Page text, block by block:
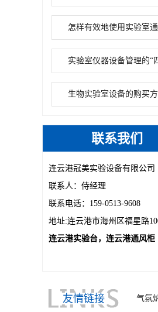
怎样有效地使用实验室
实验室仪器设备管理的“
生物实验室设备的购买
联系我们
连云港冠美实验设备有限公司
联系人：侍经理
联系电话：159-0513-9608
地址:连云港市海州区福星路
连云港实验台，连云港通风柜
友情链接 气氛